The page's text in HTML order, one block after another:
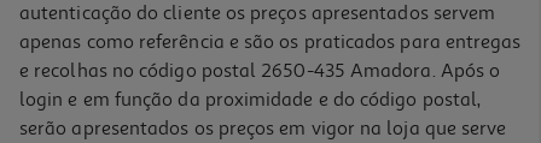
autenticação do cliente os preços apresentados servem
apenas como referência e são os praticados para entregas
e recolhas no código postal 2650-435 Amadora. Após o
login e em função da proximidade e do código postal,
serão apresentados os preços em vigor na loja que serve